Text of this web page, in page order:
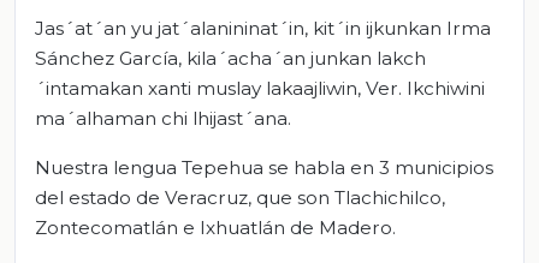
Jas´at´an yu jat´alanininat´in, kit´in ijkunkan Irma
Sánchez García, kila´acha´an junkan lakch
´intamakan xanti muslay lakaajliwin, Ver. Ikchiwini
ma´alhaman chi lhijast´ana.
Nuestra lengua Tepehua se habla en 3 municipios
del estado de Veracruz, que son Tlachichilco,
Zontecomatlán e Ixhuatlán de Madero.